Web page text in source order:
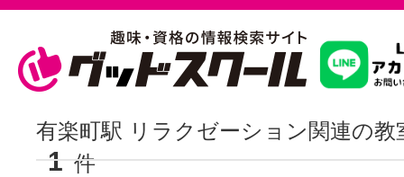
習いたいこ
有楽町駅 リラクゼーション関連の教
1 件